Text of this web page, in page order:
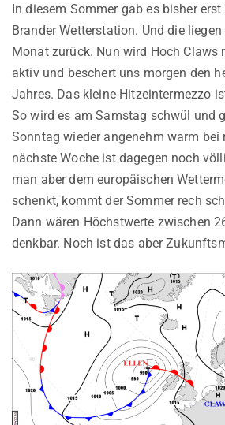
In diesem Sommer gab es bisher
Brander Wetterstation. Und die
Monat zurück. Nun wird Hoch Claws
aktiv und beschert uns morgen den
Jahres. Das kleine Hitzeintermezzo
So wird es am Samstag schwül und
Sonntag wieder angenehm warm bei
nächste Woche ist dagegen noch
man aber dem europäischen
schenkt, kommt der Sommer rech
Dann wären Höchstwerte zwischen
denkbar. Noch ist das aber